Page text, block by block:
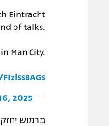
Eintracht
of talks.
Man City.
— Fabrizio Romano (@FabrizioRomano)
2025
מרמוש